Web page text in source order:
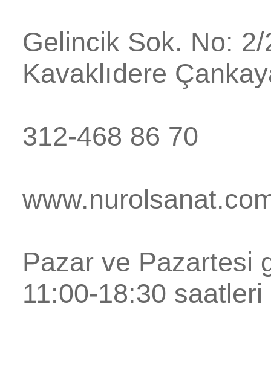
Gelincik Sok. No: 2/
Kavaklıdere
312-468 86 70
Pazar ve Pazartesi
11:00-18:30